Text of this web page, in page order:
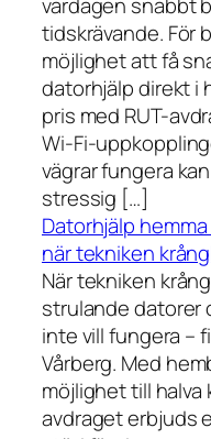
vardagen snabbt
tidskrävande. För
möjlighet att få
datorhjälp direkt i
pris med RUT-
Wi-Fi-
vägrar fungera
stressig […]
Datorhjälp
när tekniken
När tekniken
strulande datorer
inte vill fungera –
Vårberg. Med
möjlighet till halva
avdraget erbjuds